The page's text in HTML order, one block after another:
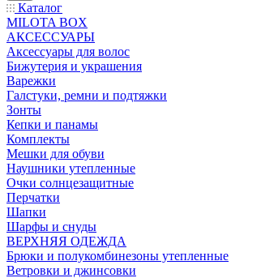
Каталог
MILOTA BOX
АКСЕССУАРЫ
Аксессуары для волос
Бижутерия и украшения
Варежки
Галстуки, ремни и подтяжки
Зонты
Кепки и панамы
Комплекты
Мешки для обуви
Наушники утепленные
Очки солнцезащитные
Перчатки
Шапки
Шарфы и снуды
ВЕРХНЯЯ ОДЕЖДА
Брюки и полукомбинезоны утепленные
Ветровки и джинсовки